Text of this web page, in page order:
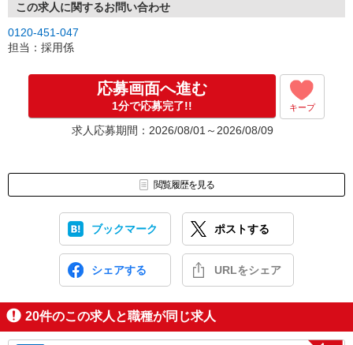
この求人に関するお問い合わせ
0120-451-047
担当：採用係
応募画面へ進む
1分で応募完了!! キープ
求人応募期間：2026/08/01～2026/08/09
閲覧履歴を見る
ブックマーク ポストする
シェアする URLをシェア
20件のこの求人と職種が同じ求人